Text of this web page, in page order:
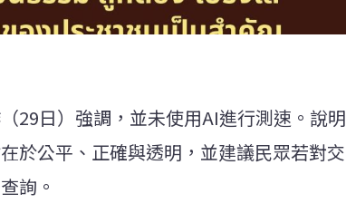
29日）強調，並未使用AI進行測速。說明
於公平、正確與透明，並建議民眾若對交
詢。